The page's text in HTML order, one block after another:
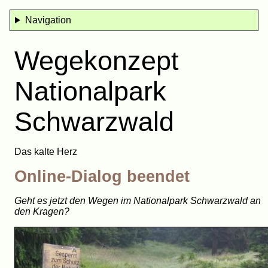
Navigation
Wegekonzept
Nationalpark
Schwarzwald
Das kalte Herz
Online-Dialog beendet
Geht es jetzt den Wegen im Nationalpark Schwarzwald an
den Kragen?